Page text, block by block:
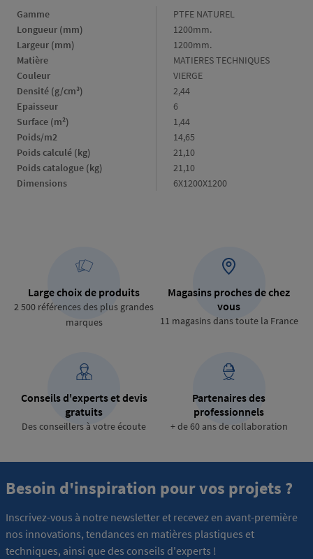
Gamme Gamme
PTFE NATUREL
Longueur (mm)
Longueur
(mm)
1200mm.
Largeur (mm)
Largeur
(mm)
1200mm.
Matière
Matière
MATIERES TECHNIQUES
Couleur
Couleur
VIERGE
Densité (g/cm³)
Densité
(g/cm³)
2,44
Epaisseur
Epaisseur
6
Surface (m²)
Surface
(m²)
1,44
Poids/m2
Poids/m2
14,65
Poids calculé (kg)
Poids
calculé
(kg)
21,10
Poids catalogue (kg)
Poids
catalogue
(kg)
21,10
Dimensions
Dimensions
6X1200X1200
Large choix de produits
2 500 références des plus grandes
marques
Magasins proches de chez
vous
11 magasins dans toute la France
Conseils d'experts et devis
gratuits
Des conseillers à votre écoute
Partenaires des
professionnels
+ de 60 ans de collaboration
Besoin d'inspiration pour vos projets ?
Inscrivez-vous à notre newsletter et recevez en avant-première
nos innovations, tendances en matières plastiques et
techniques, ainsi que des conseils d'experts !